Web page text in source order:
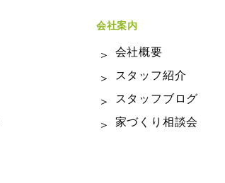
会社案内
会社概要
スタッフ紹介
スタッフブログ
家づくり相談会